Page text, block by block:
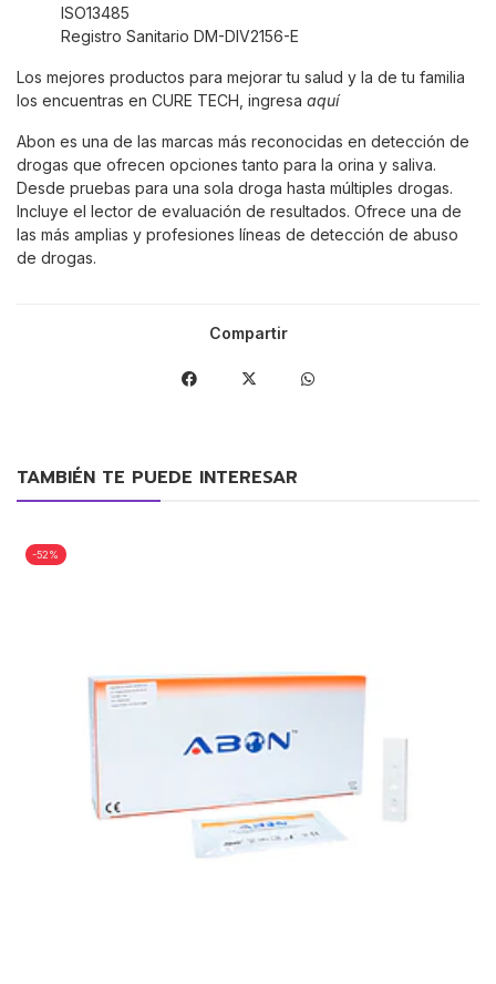
ISO13485
Registro Sanitario DM-DIV2156-E
Los mejores productos para mejorar tu salud y la de tu familia
los encuentras en CURE TECH, ingresa aquí
Abon es una de las marcas más reconocidas en detección de
drogas que ofrecen opciones tanto para la orina y saliva.
Desde pruebas para una sola droga hasta múltiples drogas.
Incluye el lector de evaluación de resultados. Ofrece una de
las más amplias y profesiones líneas de detección de abuso
de drogas.
Compartir
TAMBIÉN TE PUEDE INTERESAR
-52%